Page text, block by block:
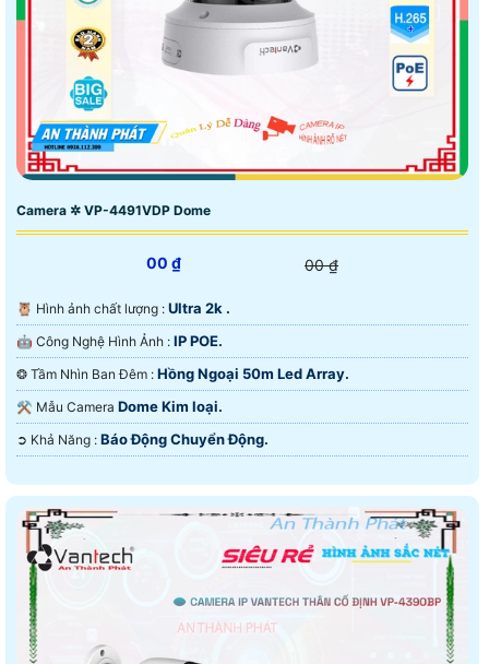
Camera ✲ VP-4491VDP Dome
00 ₫ 00 ₫
🦉 Hình ảnh chất lượng : Ultra 2k .
🤖️ Công Nghệ Hình Ảnh : IP POE.
❂ Tầm Nhìn Ban Đêm : Hồng Ngoại 50m Led Array.
⚒ Mẫu Camera Dome Kim loại.
️➲ Khả Năng : Báo Động Chuyển Động.